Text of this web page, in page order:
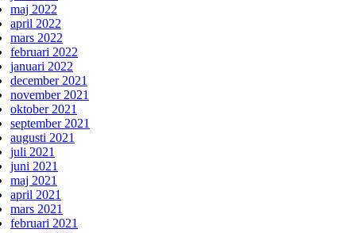
maj 2022
april 2022
mars 2022
februari 2022
januari 2022
december 2021
november 2021
oktober 2021
september 2021
augusti 2021
juli 2021
juni 2021
maj 2021
april 2021
mars 2021
februari 2021